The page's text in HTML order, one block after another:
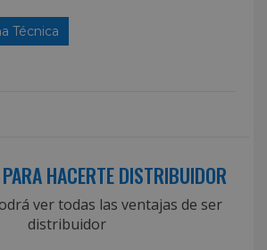
Técnica
HACERTE DISTRIBUIDOR
ver todas las ventajas de ser
distribuidor